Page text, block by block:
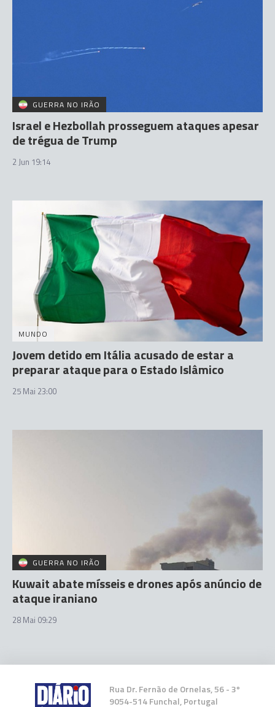
GUERRA NO IRÃO
Israel e Hezbollah prosseguem ataques apesar
de trégua de Trump
2 Jun 19:14
MUNDO
Jovem detido em Itália acusado de estar a
preparar ataque para o Estado Islâmico
25 Mai 23:00
GUERRA NO IRÃO
Kuwait abate mísseis e drones após anúncio de
ataque iraniano
28 Mai 09:29
Rua Dr. Fernão de Ornelas, 56 - 3º
9054-514 Funchal, Portugal